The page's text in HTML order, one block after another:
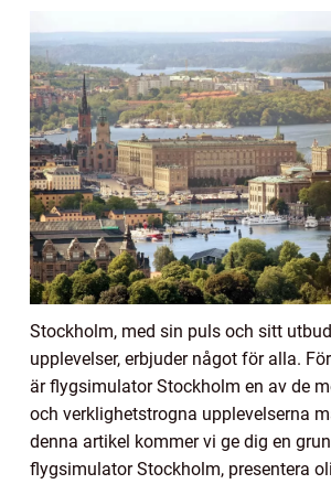
Stockholm, med sin puls och sitt
upplevelser, erbjuder något för alla.
är flygsimulator Stockholm en av de
och verklighetstrogna upplevelserna
denna artikel kommer vi ge dig en
flygsimulator Stockholm, presentera